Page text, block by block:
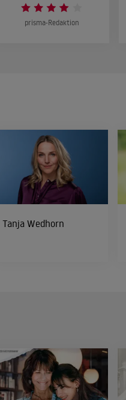
prisma-Redaktion
Tanja Wedhorn